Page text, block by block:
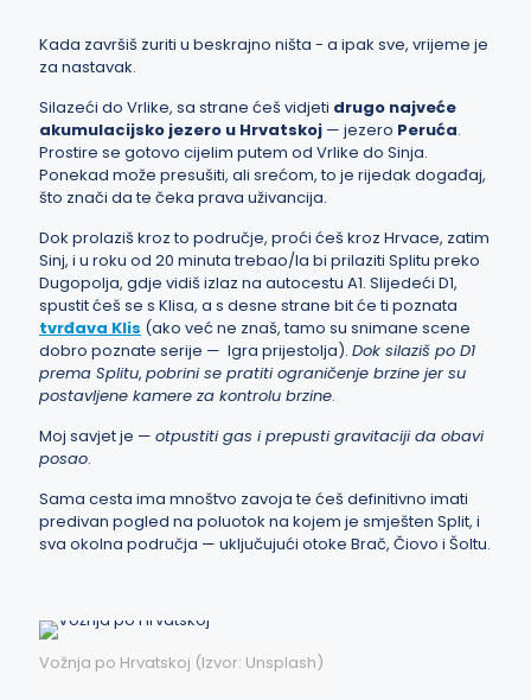
Kada završiš zuriti u beskrajno ništa - a ipak sve, vrijeme je
za nastavak.
Silazeći do Vrlike, sa strane ćeš vidjeti drugo najveće
akumulacijsko jezero u Hrvatskoj — jezero Peruća.
Prostire se gotovo cijelim putem od Vrlike do Sinja.
Ponekad može presušiti, ali srećom, to je rijedak događaj,
što znači da te čeka prava uživancija.
Dok prolaziš kroz to područje, proći ćeš kroz Hrvace, zatim
Sinj, i u roku od 20 minuta trebao/la bi prilaziti Splitu preko
Dugopolja, gdje vidiš izlaz na autocestu A1. Slijedeći D1,
spustit ćeš se s Klisa, a s desne strane bit će ti poznata
tvrđava Klis (ako već ne znaš, tamo su snimane scene
dobro poznate serije — Igra prijestolja). Dok silaziš po D1
prema Splitu, pobrini se pratiti ograničenje brzine jer su
postavljene kamere za kontrolu brzine.
Moj savjet je — otpustiti gas i prepusti gravitaciji da obavi
posao.
Sama cesta ima mnoštvo zavoja te ćeš definitivno imati
predivan pogled na poluotok na kojem je smješten Split, i
sva okolna područja — uključujući otoke Brač, Čiovo i Šoltu.
Vožnja po Hrvatskoj (Izvor: Unsplash)